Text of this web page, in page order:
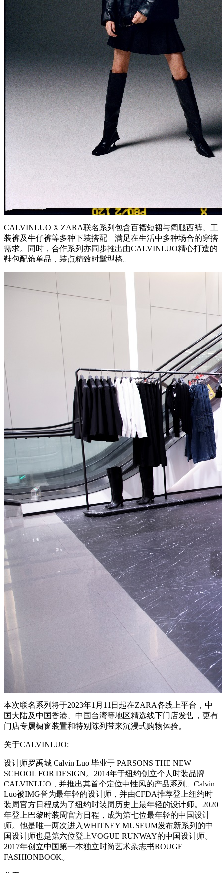
CALVINLUO X ZARA联名系列包含百褶短裙与阔腿西裤、工
装裤及牛仔裤等多种下装搭配，满足在生活中多种场合的穿搭
需求。同时，合作系列亦同步推出由CALVINLUO精心打造的
鞋包配饰单品，装点精致时髦型格。
本次联名系列将于2023年1月11日起在ZARA各线上平台，中
国大陆及中国香港、中国台湾等地区精选线下门店发售，更有
门店专属橱窗装置和特别陈列带来沉浸式购物体验。
关于CALVINLUO:
设计师罗禹城 Calvin Luo 毕业于 PARSONS THE NEW
SCHOOL FOR DESIGN。2014年于纽约创立个人时装品牌
CALVINLUO，并推出其首个定位中性风的产品系列。Calvin
Luo被IMG誉为最年轻的设计师，并由CFDA推荐登上纽约时
装周官方日程成为了纽约时装周历史上最年轻的设计师。2020
年登上巴黎时装周官方日程，成为第七位最年轻的中国设计
师。他是唯一两次进入WHITNEY MUSEUM发布新系列的中
国设计师也是第六位登上VOGUE RUNWAY的中国设计师。
2017年创立中国第一本独立时尚艺术杂志书ROUGE
FASHIONBOOK。